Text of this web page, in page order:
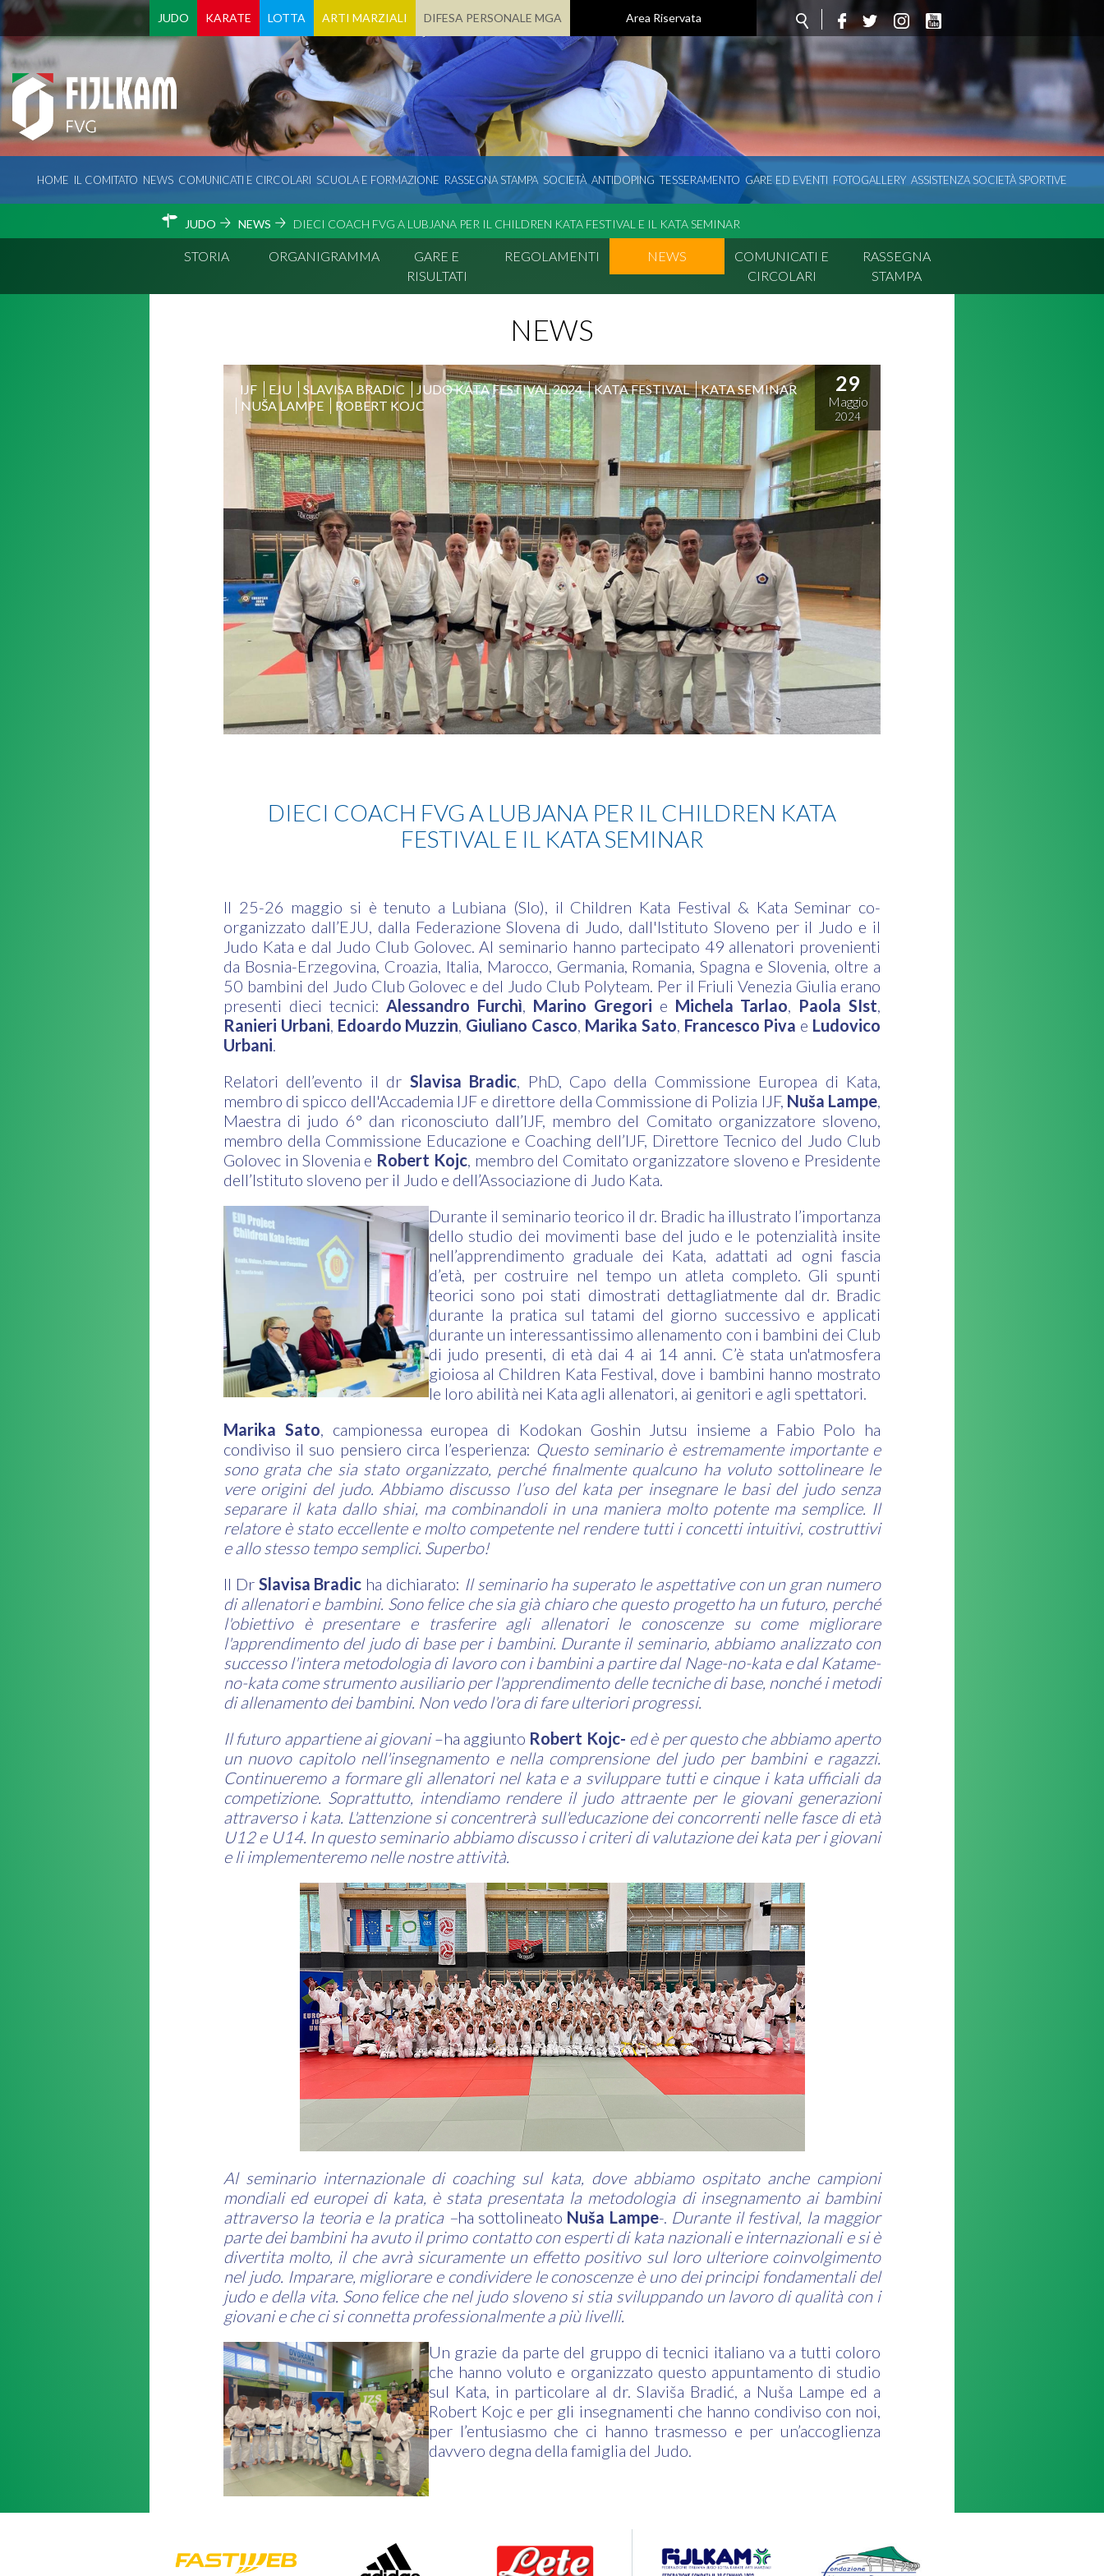
JUDO KARATE LOTTA ARTI MARZIALI DIFESA PERSONALE MGA Area Riservata
HOME IL COMITATO NEWS COMUNICATI E CIRCOLARI SCUOLA E FORMAZIONE RASSEGNA STAMPA SOCIETÀ ANTIDOPING TESSERAMENTO GARE ED EVENTI FOTOGALLERY ASSISTENZA SOCIETÀ SPORTIVE
JUDO NEWS DIECI COACH FVG A LUBJANA PER IL CHILDREN KATA FESTIVAL E IL KATA SEMINAR
STORIA ORGANIGRAMMA
GARE E
RISULTATI
REGOLAMENTI NEWS
COMUNICATI E
CIRCOLARI
RASSEGNA
STAMPA
NEWS
29
Maggio
2024
DIECI COACH FVG A LUBJANA PER IL CHILDREN KATA
FESTIVAL E IL KATA SEMINAR
IJF EJU SLAVISA BRADIC JUDO KATA FESTIVAL 2024 KATA FESTIVAL
KATA SEMINAR
NUŠA LAMPE
ROBERT KOJC
Il 25-26 maggio si è tenuto a Lubiana (Slo), il Children Kata Festival & Kata Seminar co-
organizzato dall’EJU, dalla Federazione Slovena di Judo, dall'Istituto Sloveno per il Judo e il
Judo Kata e dal Judo Club Golovec. Al seminario hanno partecipato 49 allenatori provenienti
da Bosnia-Erzegovina, Croazia, Italia, Marocco, Germania, Romania, Spagna e Slovenia, oltre a
50 bambini del Judo Club Golovec e del Judo Club Polyteam. Per il Friuli Venezia Giulia erano
presenti dieci tecnici:Alessandro Furchì, Marino Gregori e Michela Tarlao, Paola SIst,
Ranieri Urbani, Edoardo Muzzin, Giuliano Casco, Marika Sato, Francesco Piva e Ludovico
Urbani.
Relatori dell’evento il dr Slavisa Bradic, PhD, Capo della Commissione Europea di Kata,
membro di spicco dell'Accademia IJF e direttore della Commissione di Polizia IJF, Nuša Lampe,
Maestra di judo 6° dan riconosciuto dall’IJF, membro del Comitato organizzatore sloveno,
membro della Commissione Educazione e Coaching dell’IJF, Direttore Tecnico del Judo Club
Golovec in Slovenia e Robert Kojc, membro del Comitato organizzatore sloveno e Presidente
dell’Istituto sloveno per il Judo e dell’Associazione di Judo Kata.
Durante il seminario teorico il dr. Bradic ha illustrato l’importanza
dello studio dei movimenti base del judo e le potenzialità insite
nell’apprendimento graduale dei Kata, adattati ad ogni fascia
d’età, per costruire nel tempo un atleta completo. Gli spunti
teorici sono poi stati dimostrati dettagliatmente dal dr. Bradic
durante la pratica sul tatami del giorno successivo e applicati
durante un interessantissimo allenamento con i bambini dei Club
di judo presenti, di età dai 4 ai 14 anni. C’è stata un'atmosfera
gioiosa al Children Kata Festival, dove i bambini hanno mostrato
le loro abilità nei Kata agli allenatori, ai genitori e agli spettatori.
Marika Sato, campionessa europea di Kodokan Goshin Jutsu insieme a Fabio Polo ha
condiviso il suo pensiero circa l’esperienza: Questo seminario è estremamente importante e
sono grata che sia stato organizzato, perché finalmente qualcuno ha voluto sottolineare le
vere origini del judo. Abbiamo discusso l’uso del kata per insegnare le basi del judo senza
separare il kata dallo shiai, ma combinandoli in una maniera molto potente ma semplice. Il
relatore è stato eccellente e molto competente nel rendere tutti i concetti intuitivi, costruttivi
e allo stesso tempo semplici. Superbo!
Il Dr Slavisa Bradic ha dichiarato: Il seminario ha superato le aspettative con un gran numero
di allenatori e bambini. Sono felice che sia già chiaro che questo progetto ha un futuro, perché
l'obiettivo è presentare e trasferire agli allenatori le conoscenze su come migliorare
l'apprendimento del judo di base per i bambini. Durante il seminario, abbiamo analizzato con
successo l'intera metodologia di lavoro con i bambini a partiredal Nage-no-kata e dal Katame-
no-kata come strumento ausiliario per l'apprendimento delle tecniche di base, nonché i metodi
di allenamento dei bambini. Non vedo l'ora di fare ulteriori progressi.
Il futuro appartiene ai giovani–ha aggiunto Robert Kojc- ed è per questo che abbiamo aperto
un nuovo capitolo nell'insegnamento e nella comprensione del judo per bambini e ragazzi.
Continueremo a formare gli allenatori nel kata e a sviluppare tutti e cinque i kata ufficiali da
competizione. Soprattutto, intendiamo rendere il judo attraente per le giovani generazioni
attraverso i kata. L'attenzione si concentrerà sull'educazione dei concorrenti nelle fasce di età
U12 e U14. In questo seminario abbiamo discusso i criteri di valutazione dei kata per i giovani
e li implementeremo nelle nostre attività.
Al seminario internazionale di coaching sul kata, dove abbiamo ospitato anche campioni
mondiali ed europei di kata, è stata presentata la metodologia di insegnamento ai bambini
attraverso la teoria e la pratica –ha sottolineato Nuša Lampe-. Durante il festival, la maggior
parte dei bambini ha avuto il primo contatto con esperti di kata nazionali e internazionali e si è
divertita molto, il che avrà sicuramente un effetto positivo sul loro ulteriore coinvolgimento
nel judo. Imparare, migliorare e condividere le conoscenze è uno dei principi fondamentali del
judo e della vita. Sono felice che nel judo sloveno si stia sviluppando un lavoro di qualità con i
giovani e che ci si connetta professionalmente a più livelli.
Un grazie da parte del gruppo di tecnici italiano va a tutti coloro
che hanno voluto e organizzato questo appuntamento di studio
sul Kata, in particolare al dr. Slaviša Bradić, a Nuša Lampe ed a
Robert Kojc e per gli insegnamenti che hanno condiviso con noi,
per l’entusiasmo che ci hanno trasmesso e per un’accoglienza
davvero degna della famiglia del Judo.